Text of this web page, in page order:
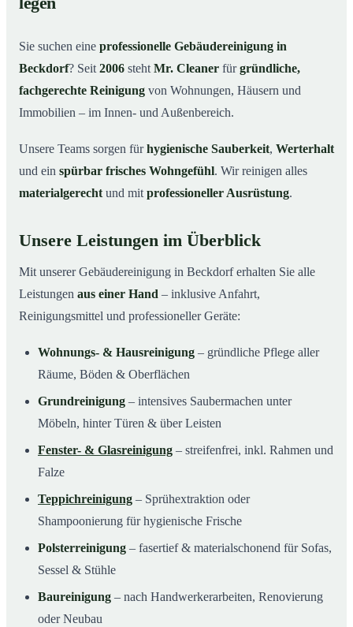
04So läuft die Gebäudereinigung ab
Typische Anlässe für eine Gebäudereinigung
Gebäudereinigung in Beckdorf – Profis im Einsatz
Sie suchen eine professionelle Gebäudereinigung in
Beckdorf? Seit 2006 steht Mr. Cleaner fürgründliche,
fachgerechte Reinigung von Wohnungen, Häusern und
Immobilien – im Innen- und Außenbereich.
Unsere Teams sorgen fürhygienische Sauberkeit, Werterhalt
und ein spürbar frisches Wohngefühl. Wir reinigen alles
materialgerecht und mit professioneller Ausrüstung.
Unsere Leistungen im Überblick
Mit unserer Gebäudereinigung in Beckdorf erhalten Sie alle
Leistungen aus einer Hand – inklusive Anfahrt,
Reinigungsmittel und professioneller Geräte:
Wohnungs- & Hausreinigung – gründliche Pflege aller
Räume, Böden & Oberflächen
Grundreinigung – intensives Saubermachen unter
Möbeln, hinter Türen & über Leisten
Fenster- & Glasreinigung – streifenfrei, inkl. Rahmen und
Falze
Teppichreinigung – Sprühextraktion oder
Shampoonierung für hygienische Frische
Polsterreinigung – fasertief & materialschonend für Sofas,
Sessel & Stühle
Baureinigung – nach Handwerkerarbeiten, Renovierung
oder Neubau